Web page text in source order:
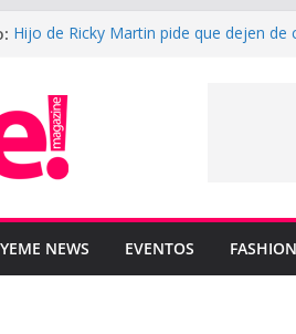
Hijo de Ricky Martin pide que dejen de
la nueva temporada de la NBA
LUNAY presenta su nuevo sencillo “MI
Courtz
Boza reinterpreta cinco canciones
NEWS EVENTOS FASHION